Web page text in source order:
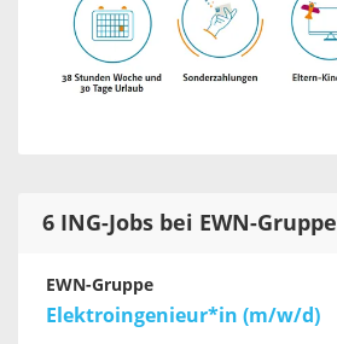
6 ING-Jobs bei EWN-Gruppe
EWN-Gruppe
Elektroingenieur*in (m/w/d)